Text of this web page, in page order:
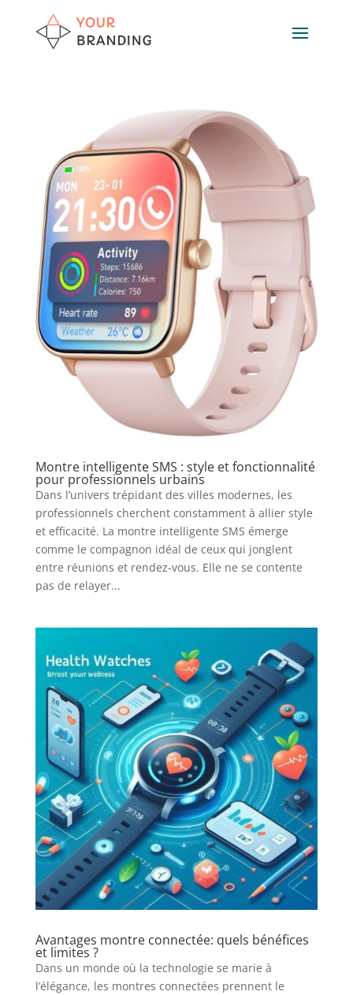
Montre intelligente SMS : style et fonctionnalité
pour professionnels urbains
Dans l’univers trépidant des villes modernes, les
professionnels cherchent constamment à allier style
et efficacité. La montre intelligente SMS émerge
comme le compagnon idéal de ceux qui jonglent
entre réunions et rendez-vous. Elle ne se contente
pas de relayer...
Avantages montre connectée: quels bénéfices
et limites ?
Dans un monde où la technologie se marie à
l’élégance, les montres connectées prennent le